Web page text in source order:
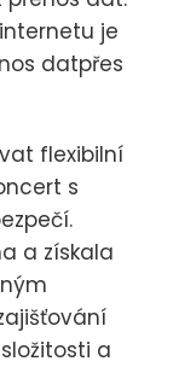
je
datpřes
flexibilní
s
a získala
a